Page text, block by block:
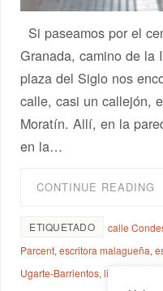
Si paseamos por el
Granada, camino de la
plaza del Siglo nos
calle, casi un callejón,
Moratín. Allí, en la
en la…
CONTINUE READING
ETIQUETADO calle
Parcent,escritora malagueña,
Ugarte-Barrientos,libro